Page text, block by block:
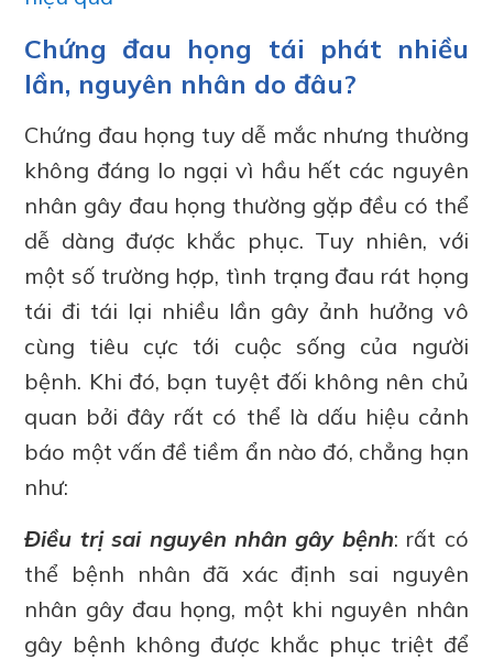
Chứng đau họng tái phát nhiều
lần, nguyên nhân do đâu?
Chứng đau họng tuy dễ mắc nhưng thường
không đáng lo ngại vì hầu hết các nguyên
nhân gây đau họng thường gặp đều có thể
dễ dàng được khắc phục. Tuy nhiên, với
một số trường hợp, tình trạng đau rát họng
tái đi tái lại nhiều lần gây ảnh hưởng vô
cùng tiêu cực tới cuộc sống của người
bệnh. Khi đó, bạn tuyệt đối không nên chủ
quan bởi đây rất có thể là dấu hiệu cảnh
báo một vấn đề tiềm ẩn nào đó, chẳng hạn
như:
Điều trị sai nguyên nhân gây bệnh: rất có
thể bệnh nhân đã xác định sai nguyên
nhân gây đau họng, một khi nguyên nhân
gây bệnh không được khắc phục triệt để